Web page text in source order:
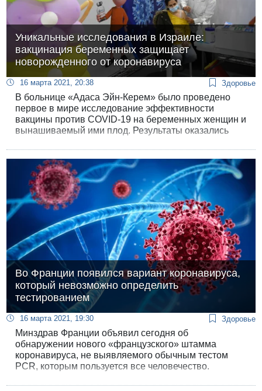
Уникальные исследования в Израиле:
вакцинация беременных защищает
новорожденного от коронавируса
16 марта 2021, 20:38 Здоровье
В больнице «Адаса Эйн-Керем» было проведено
первое в мире исследование эффективности
вакцины против COVID-19 на беременных женщин и
вынашиваемый ими плод. Результаты оказались
привитых двумя дозами в последние три месяца
беременности, было большое количество антител, и
что самое главное, антитела перешли к ребенку.
Во Франции появился вариант коронавируса,
который невозможно определить
тестированием
16 марта 2021, 19:30 Здоровье
Минздрав Франции объявил сегодня об
обнаружении нового «французского» штамма
коронавируса, не выявляемого обычным тестом
PCR, которым пользуется все человечество.